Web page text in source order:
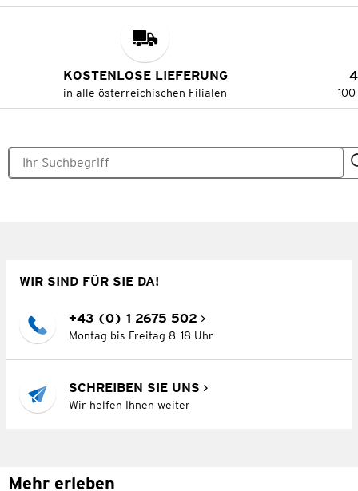
KOSTENLOSE LIEFERUNG
in alle österreichischen Filialen
WIR SIND FÜR SIE DA!
+43 (0) 1 2675 502
Montag bis Freitag 8–18 Uhr
SCHREIBEN SIE UNS
Wir helfen Ihnen weiter
Mehr erleben